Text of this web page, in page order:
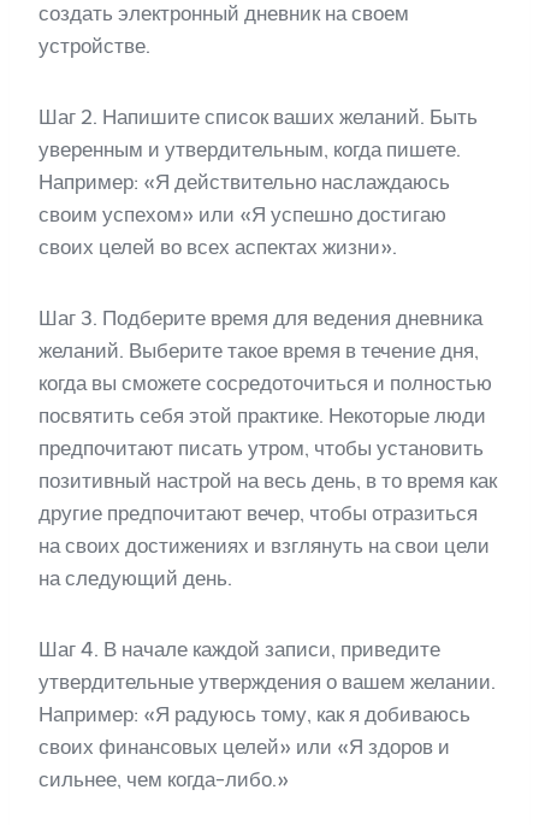
создать электронный дневник на своем
устройстве.
Шаг 2. Напишите список ваших желаний. Быть
уверенным и утвердительным, когда пишете.
Например: «Я действительно наслаждаюсь
своим успехом» или «Я успешно достигаю
своих целей во всех аспектах жизни».
Шаг 3. Подберите время для ведения дневника
желаний. Выберите такое время в течение дня,
когда вы сможете сосредоточиться и полностью
посвятить себя этой практике. Некоторые люди
предпочитают писать утром, чтобы установить
позитивный настрой на весь день, в то время как
другие предпочитают вечер, чтобы отразиться
на своих достижениях и взглянуть на свои цели
на следующий день.
Шаг 4. В начале каждой записи, приведите
утвердительные утверждения о вашем желании.
Например: «Я радуюсь тому, как я добиваюсь
своих финансовых целей» или «Я здоров и
сильнее, чем когда-либо.»